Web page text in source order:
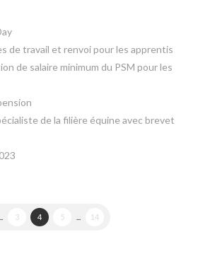
de travail et renvoi pour les apprentis
de salaire minimum du PSM pour les
de la filière équine avec brevet
3 4 5 14